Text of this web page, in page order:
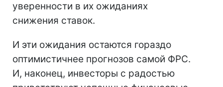
уверенности в их ожиданиях
снижения ставок.
И эти ожидания остаются гораздо
оптимистичнее прогнозов самой ФРС.
И, наконец, инвесторы с радостью